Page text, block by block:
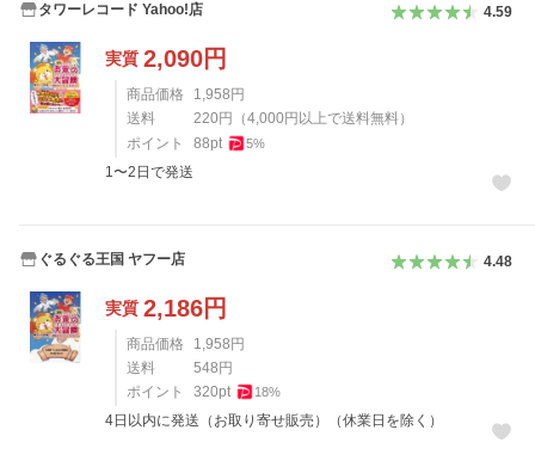
タワーレコード Yahoo!店 4.59
実質 2,090円
商品価格 1,958 円
送料
220 円 （4,000 円以上で送料無料）
ポイント
88pt 5%
1〜2日で発送
ぐるぐる王国 ヤフー店 4.48
実質 2,186円
商品価格 1,958 円
送料
548 円
ポイント
320pt 18%
4日以内に発送（お取り寄せ販売）（休業日を除く）